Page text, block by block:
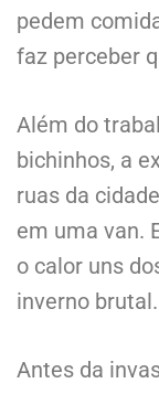
pedem
faz perceber
Além do
bichinhos, a
ruas da
em uma van.
o calor uns
inverno brutal.
Antes da